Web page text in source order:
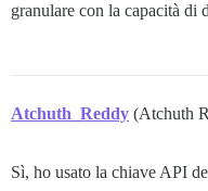
granulare con la capacità di
Atchuth_Reddy (Atchuth
Sì, ho usato la chiave API